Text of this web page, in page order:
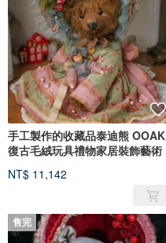
手工製作的收藏品泰迪熊 OOAK
復古毛絨玩具禮物家居裝飾藝術
NT$ 11,142
售完